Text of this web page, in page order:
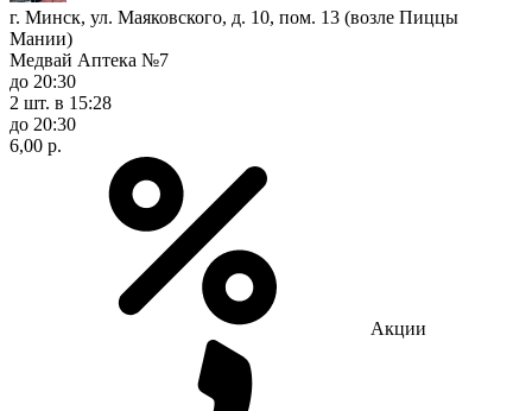
г. Минск, ул. Маяковского, д. 10, пом. 13 (возле Пиццы
Мании)
Медвай Аптека №7
до 20:30
2 шт. в 15:28
до 20:30
6,00 р.
Акции